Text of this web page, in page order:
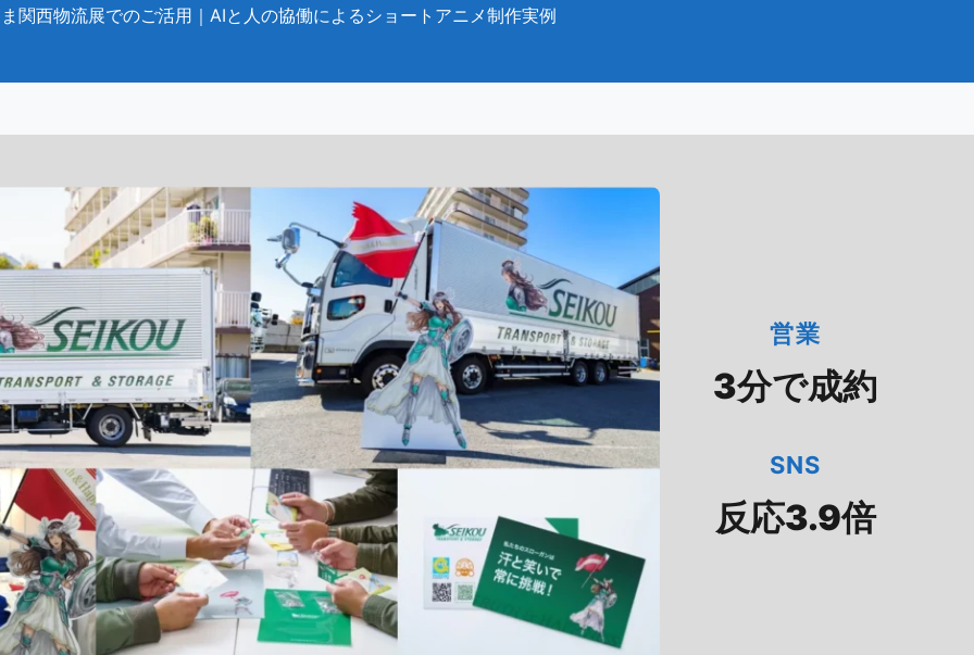
関西物流展でのご活用｜AIと人の協働によるショートアニメ制作実例
営業
3分で成約
SNS
反応3.9倍